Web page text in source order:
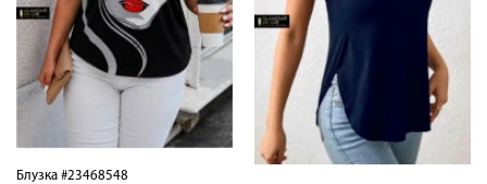
Блузка #23468548